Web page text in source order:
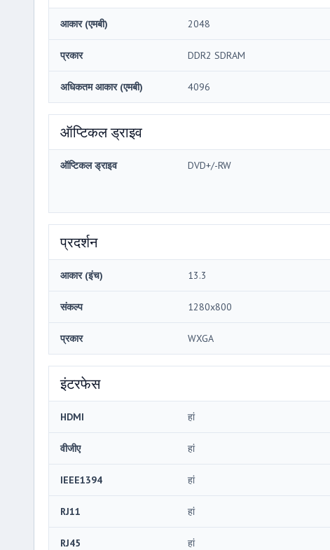
आकार (एमबी) 2048
प्रकार DDR2 SDRAM
अधिकतम आकार (एमबी) 4096
ऑप्टिकल ड्राइव
ऑप्टिकल ड्राइव DVD+/-RW
प्रदर्शन
आकार (इंच) 13.3
संकल्प 1280x800
प्रकार WXGA
इंटरफेस
HDMI हां
वीजीए हां
IEEE1394 हां
RJ11 हां
RJ45 हां